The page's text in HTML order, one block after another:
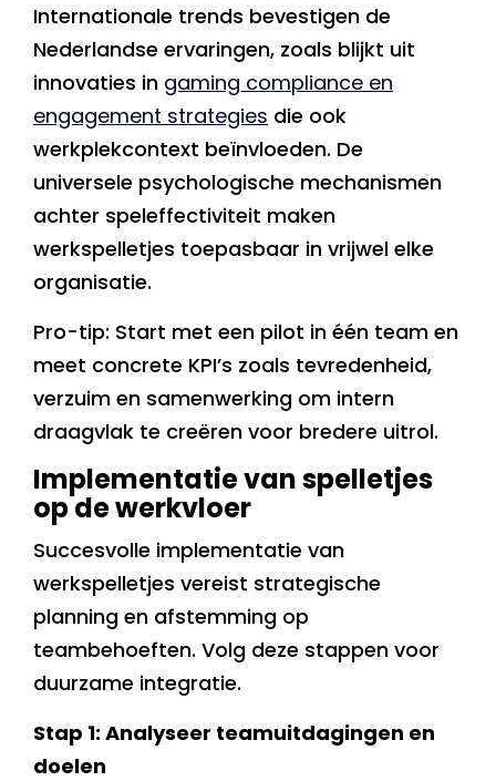
Internationale trends bevestigen de
Nederlandse ervaringen, zoals blijkt uit
innovaties in gaming compliance en
engagement strategies die ook
werkplekcontext beïnvloeden. De
universele psychologische mechanismen
achter speleffectiviteit maken
werkspelletjes toepasbaar in vrijwel elke
organisatie.
Pro-tip: Start met een pilot in één team en
meet concrete KPI’s zoals tevredenheid,
verzuim en samenwerking om intern
draagvlak te creëren voor bredere uitrol.
Implementatie van spelletjes
op de werkvloer
Succesvolle implementatie van
werkspelletjes vereist strategische
planning en afstemming op
teambehoeften. Volg deze stappen voor
duurzame integratie.
Stap 1: Analyseer teamuitdagingen en
doelen